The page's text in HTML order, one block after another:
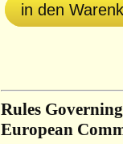
in den
Rules
European